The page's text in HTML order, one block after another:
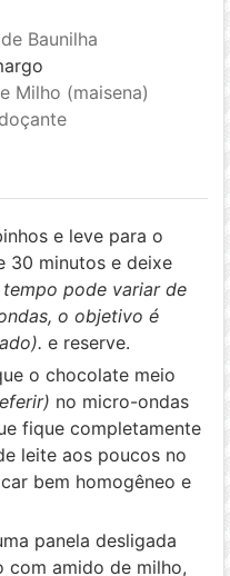
Baunilha
Milho (maisena)
e leve para o
30 minutos e deixe
pode variar de
o objetivo é
e reserve.
o chocolate meio
no micro-ondas
fique completamente
leite aos poucos no
bem homogêneo e
panela desligada
com amido de milho,